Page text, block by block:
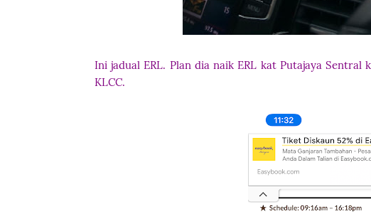
Ini jadual ERL. Plan dia naik ERL kat Putajaya
KLCC.